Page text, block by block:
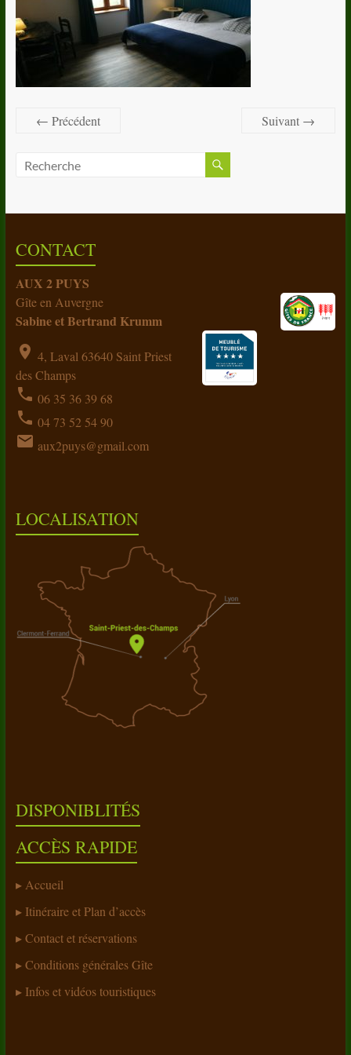
← Précédent Suivant →
CONTACT
AUX 2 PUYS
Gîte en Auvergne
Sabine et Bertrand Krumm
location_on 4, Laval 63640 Saint Priest
des Champs
phone 06 35 36 39 68
phone 04 73 52 54 90
email aux2puys@gmail.com
LOCALISATION
DISPONIBLITÉS
ACCÈS RAPIDE
Accueil
Itinéraire et Plan d’accès
Contact et réservations
Conditions générales Gîte
Infos et vidéos touristiques